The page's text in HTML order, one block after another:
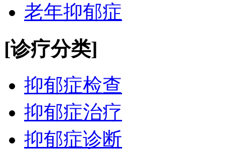
老年抑郁症
[诊疗分类]
抑郁症检查
抑郁症治疗
抑郁症诊断